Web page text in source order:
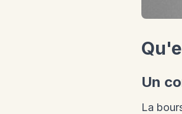
Un
La